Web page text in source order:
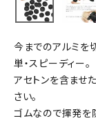
今までのアルミを
単・スピーディー。
アセトンを含ませ
さい。
ゴムなので揮発を